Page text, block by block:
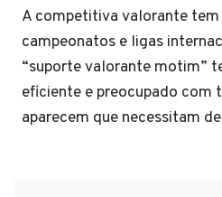
A competitiva valorante tem
campeonatos e ligas
“suporte valorante motim”
eficiente e preocupado com
aparecem que necessitam